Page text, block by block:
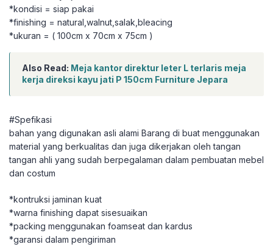
*kondisi = siap pakai
*finishing = natural,walnut,salak,bleacing
*ukuran = ( 100cm x 70cm x 75cm )
Also Read: Meja kantor direktur leter L terlaris meja
kerja direksi kayu jati P 150cm Furniture Jepara
#Spefikasi
bahan yang digunakan asli alami Barang di buat menggunakan
material yang berkualitas dan juga dikerjakan oleh tangan
tangan ahli yang sudah berpegalaman dalam pembuatan mebel
dan costum
*kontruksi jaminan kuat
*warna finishing dapat sisesuaikan
*packing menggunakan foamseat dan kardus
*garansi dalam pengiriman